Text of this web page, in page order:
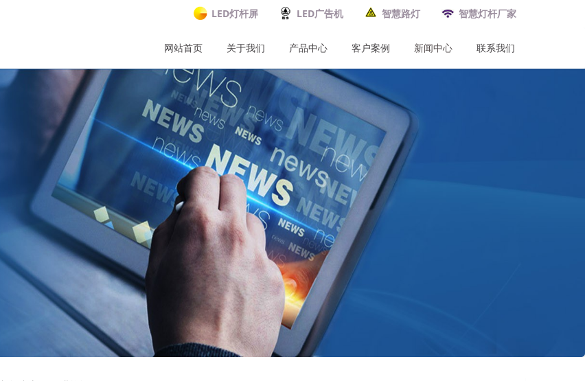
LED灯杆屏 LED广告机 智慧路灯 智慧灯杆厂家
网站首页 关于我们 产品中心 客户案例 新闻中心 联系我们